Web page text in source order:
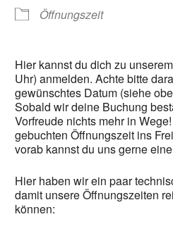
Öffnungszeit
Hier kannst du dich zu
Uhr) anmelden. Achte bitte
gewünschtes Datum (siehe
Sobald wir deine Buchung
Vorfreude nichts mehr in
gebuchten Öffnungszeit ins
vorab kannst du uns gerne
Hier haben wir ein paar
damit unsere Öffnungszeiten
können: